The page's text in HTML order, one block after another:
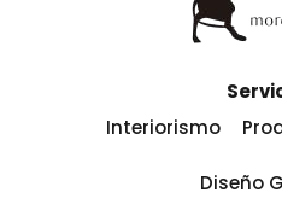
Interiorismo
Diseño